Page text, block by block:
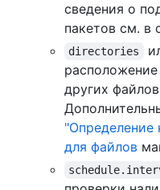
сведения о
пакетов см. в
directories
других
"Определение
для файлов